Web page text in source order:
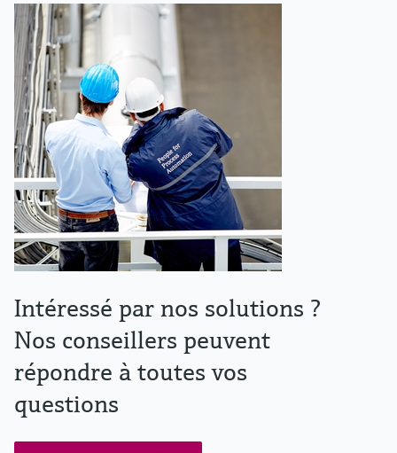
Intéressé par nos solutions ?
Nos conseillers peuvent
répondre à toutes vos
questions